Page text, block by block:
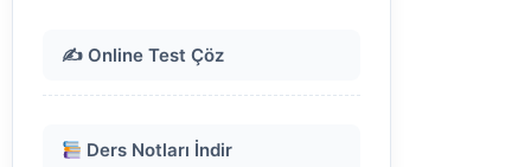
✍️ Online Test Çöz
Ders Notları İndir